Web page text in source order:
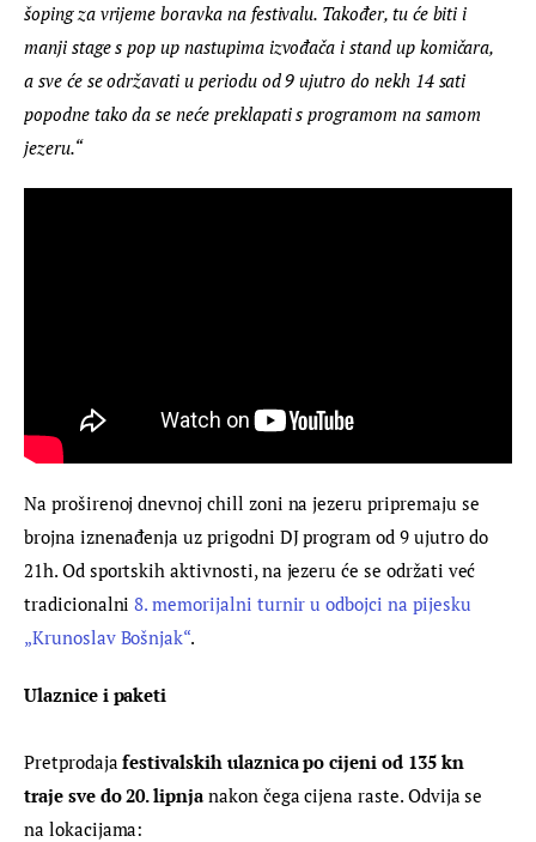
šoping za vrijeme boravka na festivalu. Također, tu će biti i
manji stage s pop up nastupima izvođača i stand up komičara,
a sve će se održavati u periodu od 9 ujutro do nekh 14 sati
popodne tako da se neće preklapati s programom na samom
jezeru.“
Na proširenoj dnevnoj chill zoni na jezeru pripremaju se
brojna iznenađenja uz prigodni DJ program od 9 ujutro do
21h. Od sportskih aktivnosti, na jezeru će se održati već
tradicionalni 8. memorijalni turnir u odbojci na pijesku
„Krunoslav Bošnjak“.
Ulaznice i paketi
Pretprodaja festivalskih ulaznica po cijeni od 135 kn
traje sve do 20. lipnja nakon čega cijena raste. Odvija se
na lokacijama: